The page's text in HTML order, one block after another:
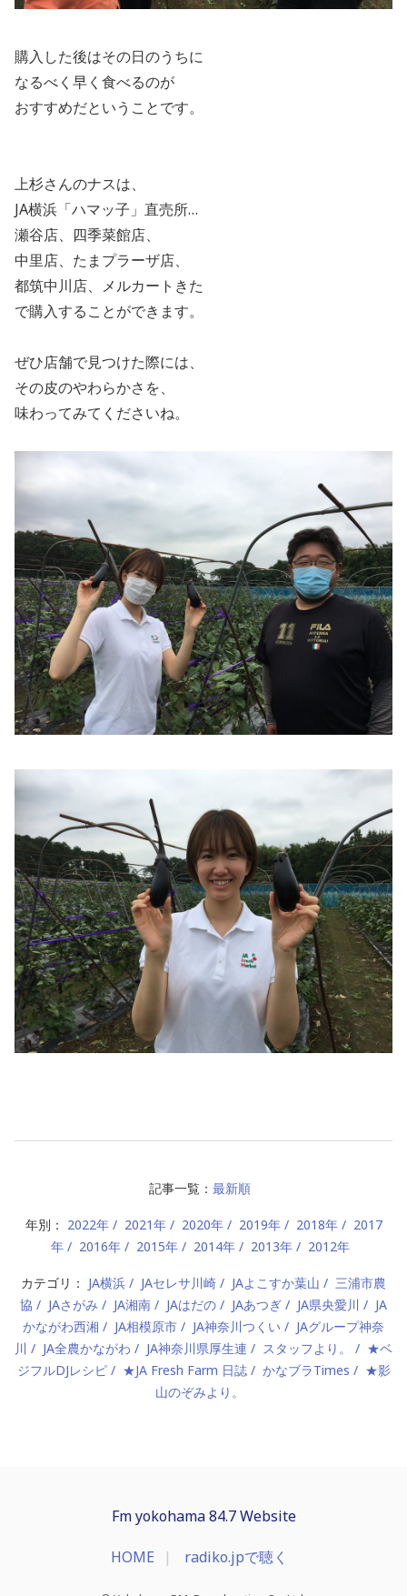
購入した後はその日のうちに
なるべく早く食べるのが
おすすめだということです。
上杉さんのナスは、
JA横浜「ハマッ子」直売所…
瀬谷店、四季菜館店、
中里店、たまプラーザ店、
都筑中川店、メルカートきた
で購入することができます。
ぜひ店舗で見つけた際には、
その皮のやわらかさを、
味わってみてくださいね。
記事一覧： 最新順
年別： 2022年 2021年 2020年 2019年 2018年
2017
年
2016年 2015年 2014年 2013年 2012年
カテゴリ： JA横浜 JAセレサ川崎 JAよこすか葉山
三浦市農
協
JAさがみ JA湘南 JAはだの JAあつぎ JA県央愛川
JA
かながわ西湘
JA相模原市 JA神奈川つくい
JAグループ神奈
川
JA全農かながわ JA神奈川県厚生連 スタッフより。
★ベ
ジフルDJレシピ
★JA Fresh Farm 日誌 かなブラTimes
★影
山のぞみより。
Fm yokohama 84.7 Website
HOME radiko.jpで聴く